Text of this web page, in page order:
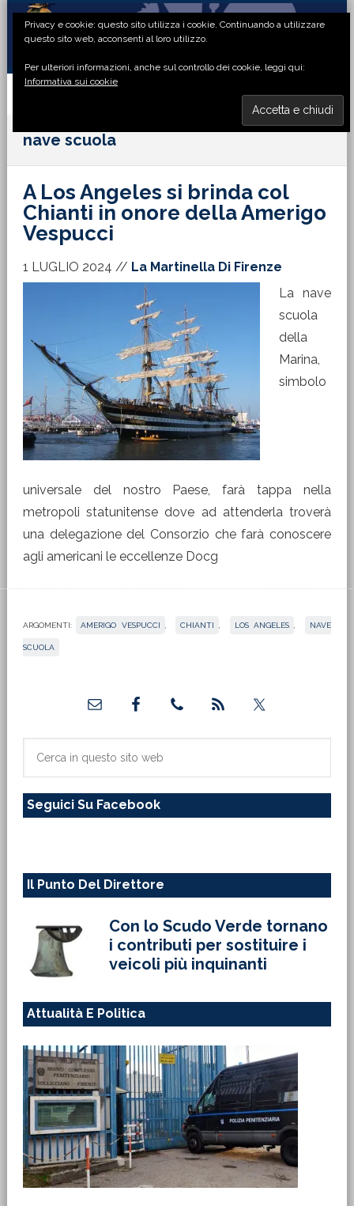
Passa
primaria
Passa
principale
Passa
laterale
Passa
di
nave scuola
A Los Angeles si brinda col
Chianti in onore della Amerigo
Vespucci
1 LUGLIO 2024 // La Martinella Di Firenze
La nave
scuola
della
Marina,
simbolo
universale del nostro Paese, farà tappa nella
metropoli statunitense dove ad attenderla troverà
una delegazione del Consorzio che farà conoscere
agli americani le eccellenze Docg
ARGOMENTI: AMERIGO VESPUCCI CHIANTI LOS ANGELES NAVE
SCUOLA
primaria
sito
Seguici Su Facebook
Il Punto Del Direttore
Con lo Scudo Verde tornano
i contributi per sostituire i
veicoli più inquinanti
Attualità E Politica
Privacy e cookie: questo sito utilizza i cookie. Continuando a utilizzare
questo sito web, acconsenti al loro utilizzo.
Per ulteriori informazioni, anche sul controllo dei cookie, leggi qui:
Informativa sui cookie